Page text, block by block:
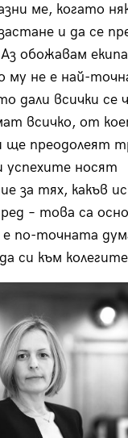
ме, когато
и да се
обожавам
му не е най-
дали всички се
всичко, от
ще преодолеят
успехите носят
за тях, какъв
– това са
е по-точната
си към